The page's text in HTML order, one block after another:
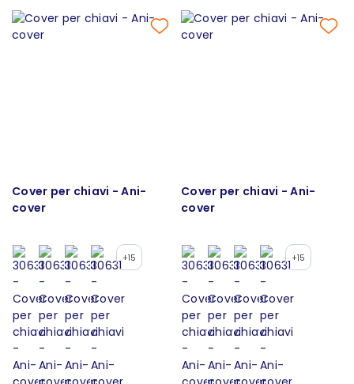
Cover per chiavi - Ani-
cover
+15
Cover per chiavi - Ani-
cover
+15